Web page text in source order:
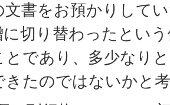
文書をお預かりして
に切り替わったとい
とであり、多少なり
きたのではないかと